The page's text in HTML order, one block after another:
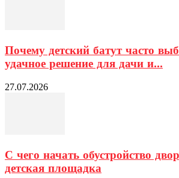
Почему детский батут часто
удачное решение для дачи и...
27.07.2026
С чего начать обустройство
детская площадка